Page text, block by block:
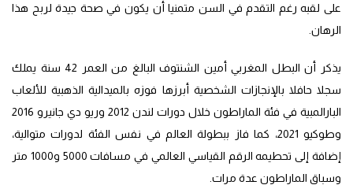
على لقبه رغم التقدم في السن متمنيا أن يكون في صحة جيدة لربح هذا
الرهان.
يذكر أن البطل المغربي أمين الشنتوف البالغ من العمر 42 سنة يملك
سجلا حافلا بالإنجازات الشخصية أبرزها فوزه بالميدالية الذهبية للألعاب
البارالمبية في فئة الماراطون خلال دورات لندن 2012 وريو دي جانيرو 2016
وطوكيو 2021، كما فاز ببطولة العالم في نفس الفئة لدورات متوالية،
إضافة إلى تحطيمه الرقم القياسي العالمي في مسافات 5000 و1000 متر
وسباق الماراطون عدة مرات.